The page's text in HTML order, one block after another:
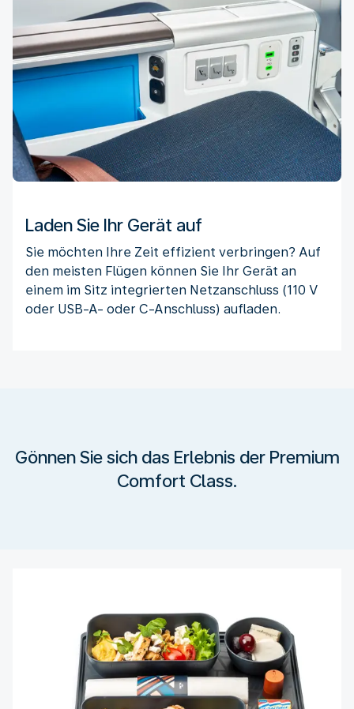
Laden Sie Ihr Gerät auf
Sie möchten Ihre Zeit effizient verbringen? Auf
den meisten Flügen können Sie Ihr Gerät an
einem im Sitz integrierten Netzanschluss (110 V
oder USB-A- oder C-Anschluss) aufladen.
Gönnen Sie sich das Erlebnis der Premium
Comfort Class.